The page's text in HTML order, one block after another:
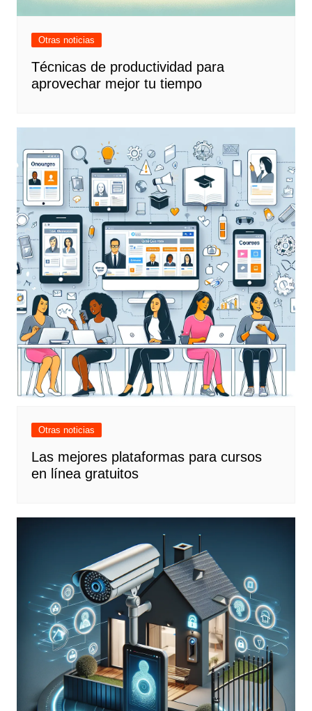
Otras noticias
Técnicas de productividad para
aprovechar mejor tu tiempo
Otras noticias
Las mejores plataformas para cursos
en línea gratuitos